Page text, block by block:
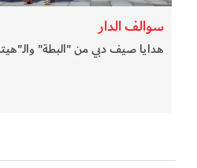
سوالف الدار
هدايا صيف دبي من "البطة"